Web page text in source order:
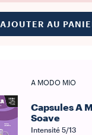
AJOUTER AU
A MODO MIO
Capsules A
Soave
Intensité 5/13